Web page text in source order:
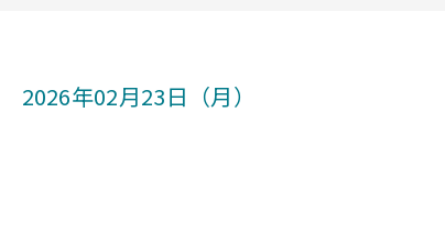
2026年02月23日（月）